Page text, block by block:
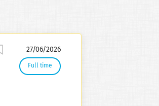
27/06/2026
Full time